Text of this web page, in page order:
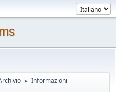
► Informazioni